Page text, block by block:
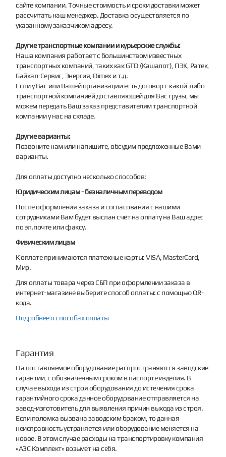
сайте компании. Точные стоимость и сроки доставки может
рассчитать наш менеджер. Доставка осуществляется по
указанному заказчиком адресу.
Другие транспортные компании и курьерские службы:
Наша компания работает с большинством известных
транспортных компаний, таких как GTD (Кашалот), ПЭК, Ратек,
Байкал-Сервис, Энергия, Dimex и т.д.
Если у Вас или Вашей организации есть договор с какой-либо
транспортной компанией доставляющей для Вас грузы, мы
можем передать Ваш заказ представителям транспортной
компании у нас на складе.
Другие варианты:
Позвоните нам или напишите, обсудим предложенные Вами
варианты.
Для оплаты доступно несколько способов:
Юридическим лицам - безналичным переводом
После оформления заказа и согласования с нашими
сотрудниками Вам будет выслан счёт на оплату на Ваш адрес
по эл.почте или факсу.
Физическим лицам
К оплате принимаются платежные карты: VISA, MasterCard,
Мир.
Для оплаты товара через СБП при оформлении заказа в
интернет-магазине выберите способ оплаты: с помощью QR-
кода.
Подробнее о способах оплаты
Гарантия
На поставляемое оборудование распространяются заводские
гарантии, с обозначенным сроком в паспорте изделия. В
случае выхода из строя оборудования до истечения срока
гарантийного срока данное оборудование отправляется на
завод-изготовитель для выявления причин выхода из строя.
Если поломка вызвана заводским браком, то данная
неисправность устраняется или оборудование меняется на
новое. В этом случае расходы на транспортировку компания
«АЗС Комплект» возьмет на себя.